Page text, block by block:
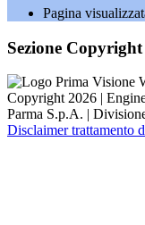
Pagina
Sezione Copyright
Copyright 2026 |
Parma S.p.A. |
Disclaimer trattamento